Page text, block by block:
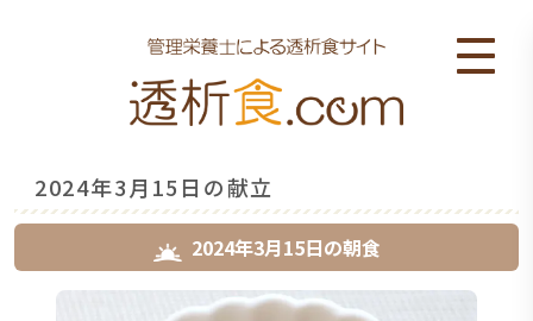
2024年3月15日の献立
2024年3月15日の朝食